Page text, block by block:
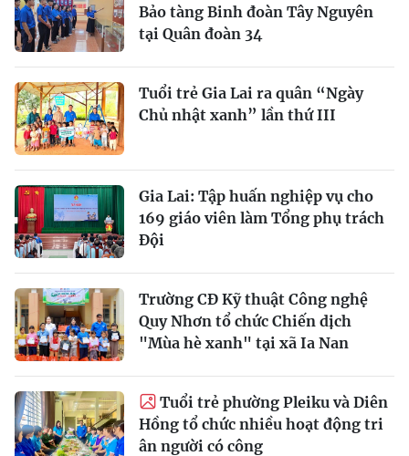
Bảo tàng Binh đoàn Tây Nguyên
tại Quân đoàn 34
Tuổi trẻ Gia Lai ra quân “Ngày
Chủ nhật xanh” lần thứ III
Gia Lai: Tập huấn nghiệp vụ cho
169 giáo viên làm Tổng phụ trách
Đội
Trường CĐ Kỹ thuật Công nghệ
Quy Nhơn tổ chức Chiến dịch
"Mùa hè xanh" tại xã Ia Nan
Tuổi trẻ phường Pleiku và Diên
Hồng tổ chức nhiều hoạt động tri
ân người có công